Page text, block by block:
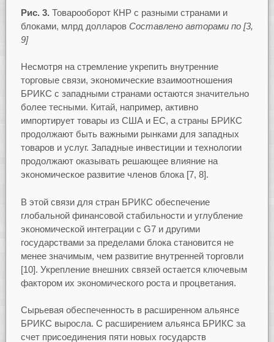
Рис. 3.Товарооборот КНР с разными странами и
блоками, млрд долларовСоставлено авторами по [3,
9]
Несмотря на стремление укрепить внутренние
торговые связи, экономические взаимоотношения
БРИКС с западными странами остаются значительно
более тесными. Китай, например, активно
импортирует товары из США и ЕС, а страны БРИКС
продолжают быть важными рынками для западных
товаров и услуг. Западные инвестиции и технологии
продолжают оказывать решающее влияние на
экономическое развитие членов блока [7, 8].
В этой связи для стран БРИКС обеспечение
глобальной финансовой стабильности и углубление
экономической интеграции с G7 и другими
государствами за пределами блока становится не
менее значимым, чем развитие внутренней торговли
[10]. Укрепление внешних связей остается ключевым
фактором их экономического роста и процветания.
Сырьевая обеспеченность в расширенном альянсе
БРИКС выросла. С расширением альянса БРИКС за
счет присоединения пяти новых государств